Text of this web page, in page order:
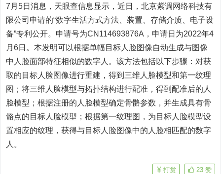
7月5日消息，天眼查信息显示，近日，北京紫调网络科技有
限公司申请的“数字生活方式方法、装置、存储介质、电子设
备”专利公开。申请号为CN114693876A，申请日为2022年4
月6日。本发明可以根据单幅目标人脸图像自动生成与图像
中人脸面部特征相似的数字人。该方法包括以下步骤：对获
取的目标人脸图像进行重建，得到三维人脸模型和第一纹理
图；将三维人脸模型与拓扑结构进行配准，得到配准后的人
脸模型；根据注册的人脸模型确定骨骼参数，并生成具有骨
骼点的目标人脸模型；根据第一纹理图，为目标人脸模型设
置相应的纹理，获得与目标人脸图像中的人脸相匹配的数字
人。
23 赞
打赏